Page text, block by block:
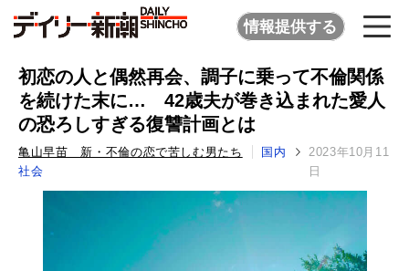
情報提供する
初恋の人と偶然再会、調子に乗って不倫関係
を続けた末に… 42歳夫が巻き込まれた愛人
の恐ろしすぎる復讐計画とは
亀山早苗 新・不倫の恋で苦しむ男たち
国内
社会
2023年10月11
日